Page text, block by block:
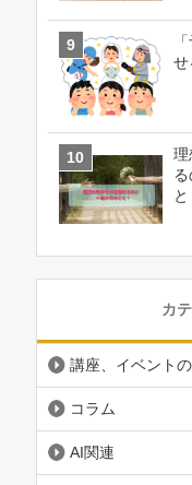
せ
理
る
と
カ
講座、イベント
コラム
AI関連